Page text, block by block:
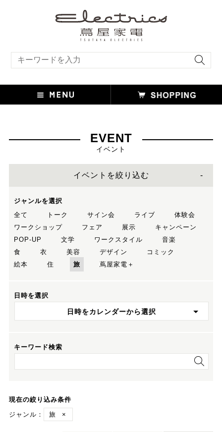
EVENT
イベント
イベントを絞り込む
ジャンルを選択
全て
トーク サイン会 ライブ
体験会
ワークショップ
フェア 展示
キャンペーン
POP-UP
文学 ワークスタイル
音楽
食
衣 美容 デザイン
コミック
絵本
住 旅 蔦屋家電＋
日時を選択
日時をカレンダーから選択
キーワード検索
現在の絞り込み条件
ジャンル：
旅 ×